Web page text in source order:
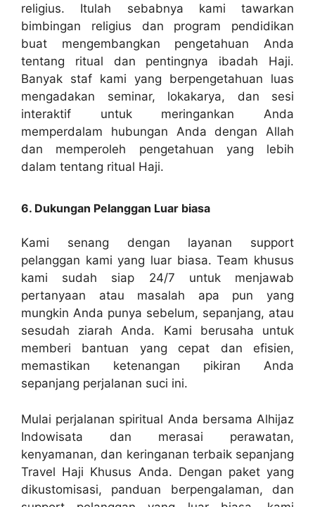
religius. Itulah sebabnya kami tawarkan
bimbingan religius dan program pendidikan
buat mengembangkan pengetahuan Anda
tentang ritual dan pentingnya ibadah Haji.
Banyak staf kami yang berpengetahuan luas
mengadakan seminar, lokakarya, dan sesi
interaktif untuk meringankan Anda
memperdalam hubungan Anda dengan Allah
dan memperoleh pengetahuan yang lebih
dalam tentang ritual Haji.
6. Dukungan Pelanggan Luar biasa
Kami senang dengan layanan support
pelanggan kami yang luar biasa. Team khusus
kami sudah siap 24/7 untuk menjawab
pertanyaan atau masalah apa pun yang
mungkin Anda punya sebelum, sepanjang, atau
sesudah ziarah Anda. Kami berusaha untuk
memberi bantuan yang cepat dan efisien,
memastikan ketenangan pikiran Anda
sepanjang perjalanan suci ini.
Mulai perjalanan spiritual Anda bersama Alhijaz
Indowisata dan merasai perawatan,
kenyamanan, dan keringanan terbaik sepanjang
Travel Haji Khusus Anda. Dengan paket yang
dikustomisasi, panduan berpengalaman, dan